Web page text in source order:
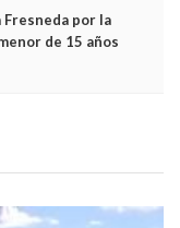
Fresneda por la
de 15 años